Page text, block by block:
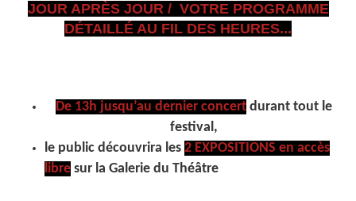
JOUR APRÈS JOUR / VOTRE PROGRAMME
DÉTAILLÉ AU FIL DES HEURES...
De 13h jusqu’au dernier concert durant tout le
festival,
le public découvrira les 2 EXPOSITIONS en accès
libre sur la Galerie du Théâtre